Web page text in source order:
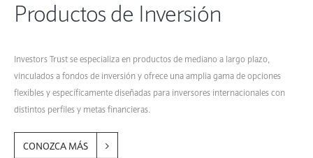
Productos de Inversión
Investors Trust se especializa en productos de mediano a largo plazo,
vinculados a fondos de inversión y ofrece una amplia gama de opciones
flexibles y específicamente diseñadas para inversores internacionales con
distintos perfiles y metas financieras.
CONOZCA MÁS